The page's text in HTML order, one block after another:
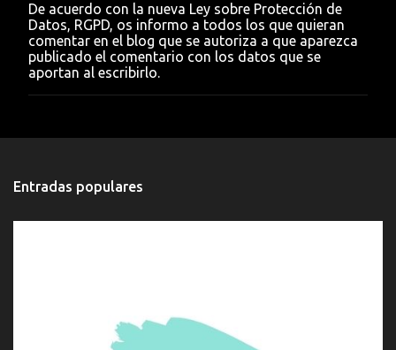
a
r
u
n
c
o
n
r
o
De acuerdo con la nueva Ley sobre Protección de
Datos, RGPD, os informo a todos los que quieran
comentar en el blog que se autoriza a que aparezca
publicado el comentario con los datos que se
aportan al escribirlo.
Entradas populares